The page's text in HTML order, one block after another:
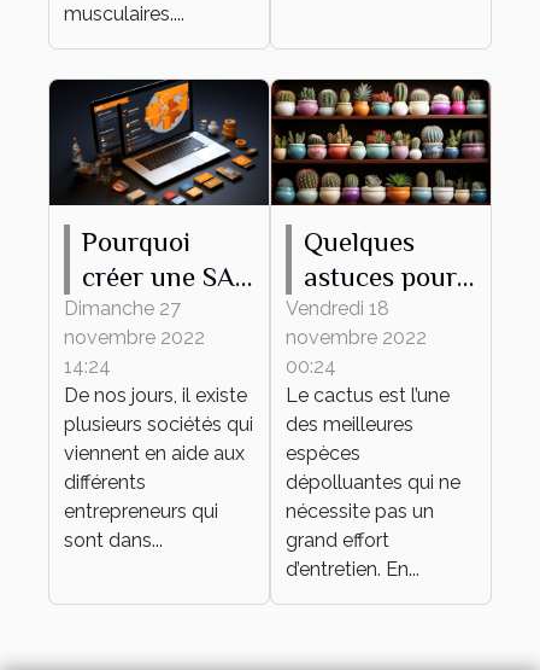
musculaires....
Pourquoi
créer une SAS
en ligne ?
Dimanche 27
novembre 2022
14:24
De nos jours, il existe
plusieurs sociétés qui
viennent en aide aux
différents
entrepreneurs qui
sont dans...
Quelques
astuces pour
bien
entretenir son
mini cactus
Vendredi 18
novembre 2022
00:24
Le cactus est l’une
des meilleures
espèces
dépolluantes qui ne
nécessite pas un
grand effort
d’entretien. En...